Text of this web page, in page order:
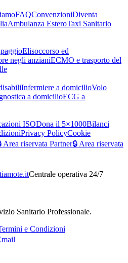
FAQConvenzioniDiventa
Ambulanza EsteroTaxi Sanitario
Elisoccorso ed
negli anzianiECMO e trasporto del
Infermiere a domicilioVolo
a domicilioECG a
ISODona il 5×1000Bilanci
Privacy PolicyCookie
Area riservata Partner🔒 Area riservata
Centrale operativa 24/7
Sanitario Professionale.
e Condizioni